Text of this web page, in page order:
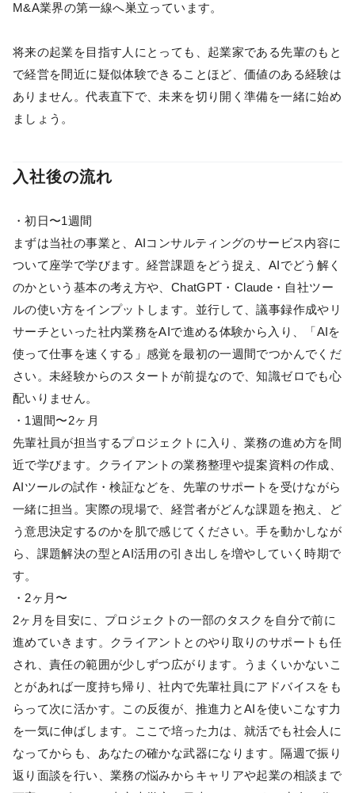
M&A業界の第一線へ巣立っています。
将来の起業を目指す人にとっても、起業家である先輩のもと
で経営を間近に疑似体験できることほど、価値のある経験は
ありません。代表直下で、未来を切り開く準備を一緒に始め
ましょう。
入社後の流れ
・初日〜1週間
まずは当社の事業と、AIコンサルティングのサービス内容に
ついて座学で学びます。経営課題をどう捉え、AIでどう解く
のかという基本の考え方や、ChatGPT・Claude・自社ツー
ルの使い方をインプットします。並行して、議事録作成やリ
サーチといった社内業務をAIで進める体験から入り、「AIを
使って仕事を速くする」感覚を最初の一週間でつかんでくだ
さい。未経験からのスタートが前提なので、知識ゼロでも心
配いりません。
・1週間〜2ヶ月
先輩社員が担当するプロジェクトに入り、業務の進め方を間
近で学びます。クライアントの業務整理や提案資料の作成、
AIツールの試作・検証などを、先輩のサポートを受けながら
一緒に担当。実際の現場で、経営者がどんな課題を抱え、ど
う意思決定するのかを肌で感じてください。手を動かしなが
ら、課題解決の型とAI活用の引き出しを増やしていく時期で
す。
・2ヶ月〜
2ヶ月を目安に、プロジェクトの一部のタスクを自分で前に
進めていきます。クライアントとのやり取りのサポートも任
され、責任の範囲が少しずつ広がります。うまくいかないこ
とがあれば一度持ち帰り、社内で先輩社員にアドバイスをも
らって次に活かす。この反復が、推進力とAIを使いこなす力
を一気に伸ばします。ここで培った力は、就活でも社会人に
なってからも、あなたの確かな武器になります。隔週で振り
返り面談を行い、業務の悩みからキャリアや起業の相談まで